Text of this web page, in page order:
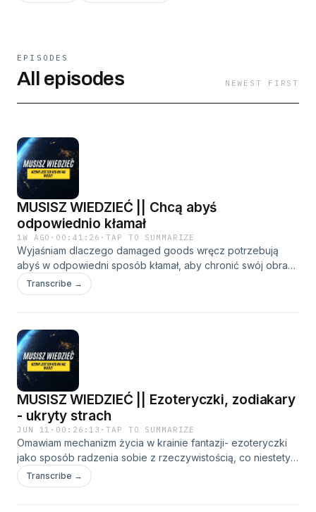
EPISODES
All episodes NEWEST FIRST
MUSISZ WIEDZIEĆ || Chcą abyś
odpowiednio kłamał
1W AGO · 00:41:26 ·TAP TO SUMMARIZE
Wyjaśniam dlaczego damaged goods wręcz potrzebują
abyś w odpowiedni sposób kłamał, aby chronić swój obraz
siebie i świata, który często jest iluzją.📺
youtube.com/@musiszwiedziec33📷
Chcesz wesprzeć?--------💰 Bitcoin -
1CKdryfUZbVhn7Aio9mWZ6DMsQt2zT8WGq💰 Tipply -
https://tipply.pl/u/MusiszWiedziec📘Ebooki -
https://tiny.pl/h8kk5qd3Advertising Inquiries:
https://redcircle.com/brandsPrivacy & Opt-Out:
https://redcircle.com/privacy
Transcribe →
MUSISZ WIEDZIEĆ || Ezoteryczki, zodiakary
- ukryty strach
JUN 11 · 00:26:13 ·TAP TO SUMMARIZE
Omawiam mechanizm życia w krainie fantazji- ezoteryczki
jako sposób radzenia sobie z rzeczywistością, co niestety
jest czerwoną flagą.🛠️WARSZTAT
musiszwiedziec.pl/warsztat_pewnoscsiebie/📺
Transcribe →